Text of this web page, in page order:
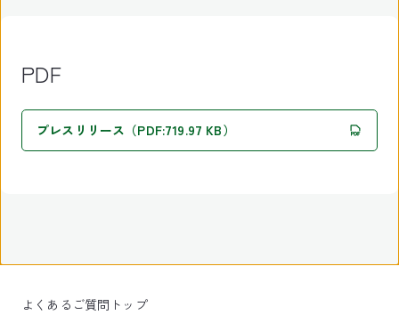
PDF
プレスリリース（PDF:719.97 KB）
よくあるご質問トップ